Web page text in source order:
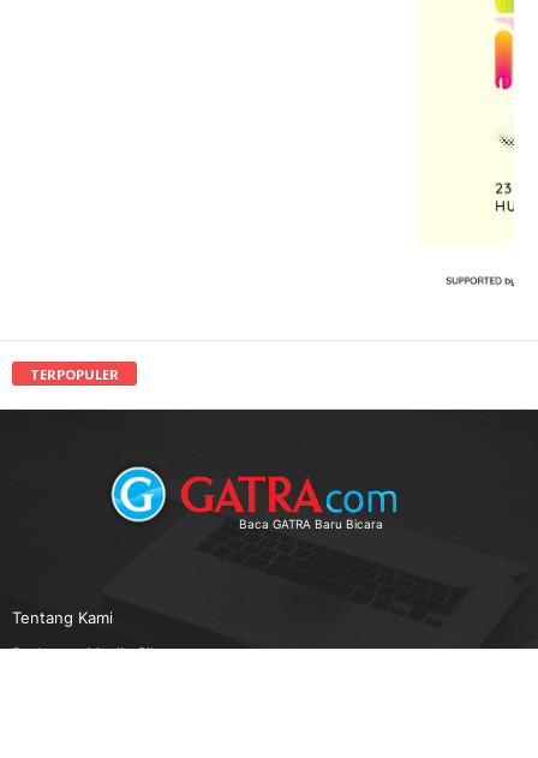
TERPOPULER
Baca GATRA Baru Bicara
Tentang Kami
Pedoman Media Siber